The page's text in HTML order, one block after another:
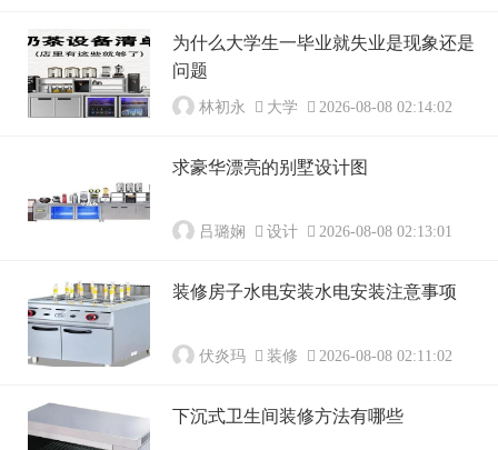
为什么大学生一毕业就失业是现象还是
问题
林初永 大学 2026-08-08 02:14:02
求豪华漂亮的别墅设计图
吕璐娴 设计 2026-08-08 02:13:01
装修房子水电安装水电安装注意事项
伏炎玛 装修 2026-08-08 02:11:02
下沉式卫生间装修方法有哪些